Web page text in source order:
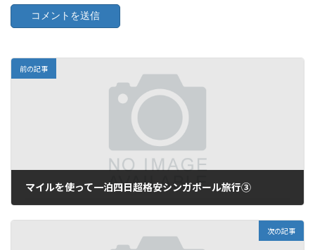
前の記事
マイルを使って一泊四日超格安シンガポール旅行③
次の記事